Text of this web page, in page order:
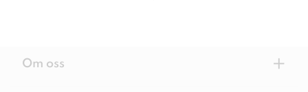
Om oss +